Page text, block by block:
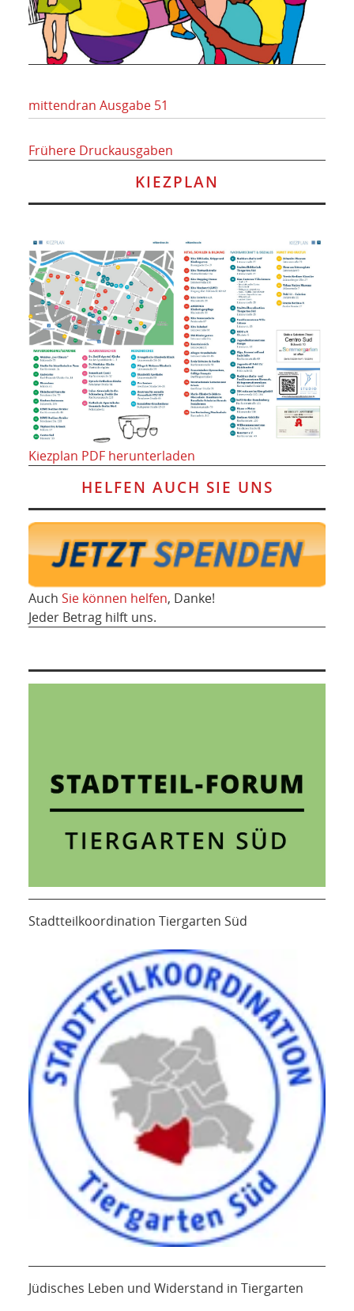
mittendran Ausgabe 51
Frühere Druckausgaben
KIEZPLAN
Kiezplan PDF herunterladen
HELFEN AUCH SIE UNS
Auch Sie können helfen, Danke!
Jeder Betrag hilft uns.
Stadtteilkoordination Tiergarten Süd
Jüdisches Leben und Widerstand in Tiergarten